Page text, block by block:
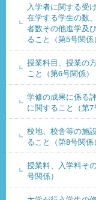
入学者に関する受
在学する学生の数
者数その他進学及
ること（第5号関係）
授業科目、授業の
こと（第6号関係）
学修の成果に係る
に関すること（第7
校地、校舎等の施
ること（第8号関係）
授業料、入学料そ
号関係）